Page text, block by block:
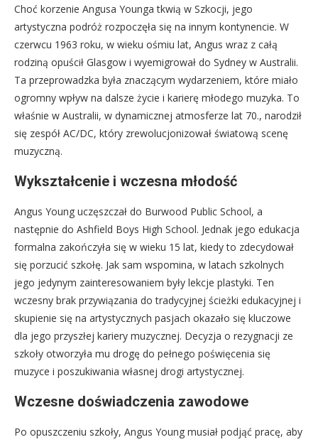
Choć korzenie Angusa Younga tkwią w Szkocji, jego
artystyczna podróż rozpoczęła się na innym kontynencie. W
czerwcu 1963 roku, w wieku ośmiu lat, Angus wraz z całą
rodziną opuścił Glasgow i wyemigrował do Sydney w Australii.
Ta przeprowadzka była znaczącym wydarzeniem, które miało
ogromny wpływ na dalsze życie i karierę młodego muzyka. To
właśnie w Australii, w dynamicznej atmosferze lat 70., narodził
się zespół AC/DC, który zrewolucjonizował światową scenę
muzyczną.
Wykształcenie i wczesna młodość
Angus Young uczęszczał do Burwood Public School, a
następnie do Ashfield Boys High School. Jednak jego edukacja
formalna zakończyła się w wieku 15 lat, kiedy to zdecydował
się porzucić szkołę. Jak sam wspomina, w latach szkolnych
jego jedynym zainteresowaniem były lekcje plastyki. Ten
wczesny brak przywiązania do tradycyjnej ścieżki edukacyjnej i
skupienie się na artystycznych pasjach okazało się kluczowe
dla jego przyszłej kariery muzycznej. Decyzja o rezygnacji ze
szkoły otworzyła mu drogę do pełnego poświęcenia się
muzyce i poszukiwania własnej drogi artystycznej.
Wczesne doświadczenia zawodowe
Po opuszczeniu szkoły, Angus Young musiał podjąć pracę, aby